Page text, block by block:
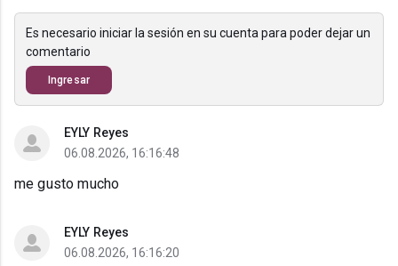
Es necesario iniciar la sesión en su cuenta para poder dejar un
comentario
Ingresar
EYLY Reyes
06.08.2026, 16:16:48
me gusto mucho
EYLY Reyes
06.08.2026, 16:16:20